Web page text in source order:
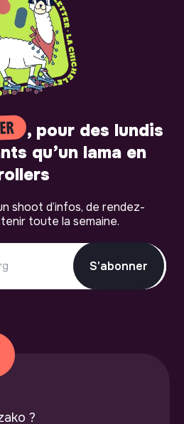
, pour des lundis
qu’un lama en
shoot d’infos, de rendez-
toute la semaine.
S'abonner
?